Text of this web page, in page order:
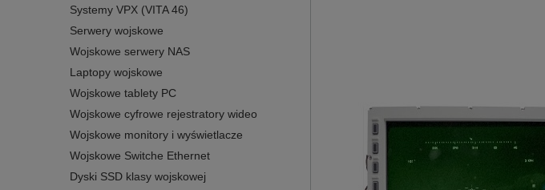
Systemy VPX (VITA 46)
Serwery wojskowe
Wojskowe serwery NAS
Laptopy wojskowe
Wojskowe tablety PC
Wojskowe cyfrowe rejestratory wideo
Wojskowe monitory i wyświetlacze
Wojskowe Switche Ethernet
Dyski SSD klasy wojskowej